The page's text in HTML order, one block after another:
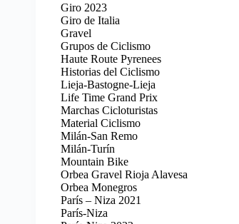
Giro 2023
Giro de Italia
Gravel
Grupos de Ciclismo
Haute Route Pyrenees
Historias del Ciclismo
Lieja-Bastogne-Lieja
Life Time Grand Prix
Marchas Cicloturistas
Material Ciclismo
Milán-San Remo
Milán-Turín
Mountain Bike
Orbea Gravel Rioja Alavesa
Orbea Monegros
París – Niza 2021
París-Niza